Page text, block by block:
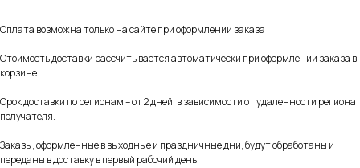
Оплата возможна только на сайте при оформлении заказа
Стоимость доставки рассчитывается автоматически при оформлении заказа в
корзине.
Срок доставки по регионам – от 2 дней, в зависимости от удаленности региона
получателя.
Заказы, оформленные в выходные и праздничные дни, будут обработаны и
переданы в доставку в первый рабочий день.